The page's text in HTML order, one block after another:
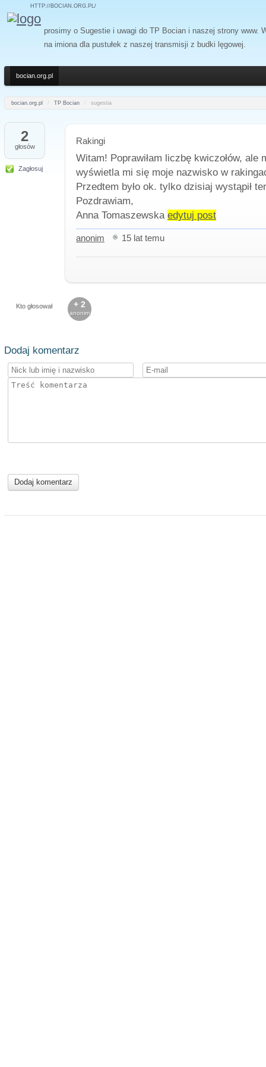
HTTP://BOCIAN.ORG.PL/
prosimy o Sugestie i uwagi do TP Bocian i naszej strony www.
na imiona dla pustułek z naszej transmisji z budki lęgowej.
bocian.org.pl
bocian.org.pl / TP Bocian / sugestia
2
głosów
Zagłosuj
Rakingi
Witam! Poprawiłam liczbę kwiczołów,
wyświetla mi się moje nazwisko w
Przedtem było ok. tylko dzisiaj wystąpił
Pozdrawiam,
Anna Tomaszewska edytuj post
anonim 15 lat temu
Kto głosował + 2
anonim
Dodaj komentarz